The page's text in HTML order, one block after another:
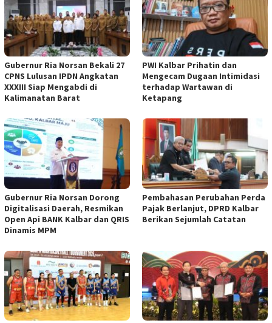
Gubernur Ria Norsan Bekali 27
CPNS Lulusan IPDN Angkatan
XXXIII Siap Mengabdi di
Kalimanatan Barat
PWI Kalbar Prihatin dan
Mengecam Dugaan Intimidasi
terhadap Wartawan di
Ketapang
Gubernur Ria Norsan Dorong
Digitalisasi Daerah, Resmikan
Open Api BANK Kalbar dan QRIS
Dinamis MPM
Pembahasan Perubahan Perda
Pajak Berlanjut, DPRD Kalbar
Berikan Sejumlah Catatan